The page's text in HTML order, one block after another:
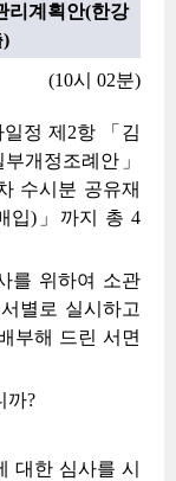
리계획안(한강
)
(10시 02분)
정 제2항 「김
개정조례안」
수시분 공유재
입)」까지 총 4
를 위하여 소관
별로 실시하고
부해 드린 서면
까?
대한 심사를 시